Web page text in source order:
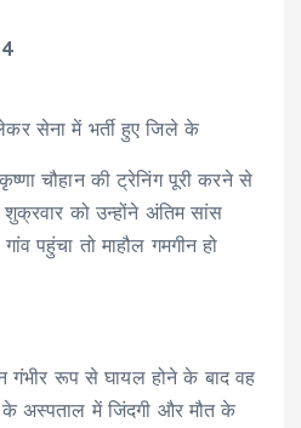
सेना में भर्ती हुए जिले के
चौहान की ट्रेनिंग पूरी करने से
को उन्होंने अंतिम सांस
पहुंचा तो माहौल गमगीन हो
गंभीर रूप से घायल होने के बाद वह
के अस्पताल में जिंदगी और मौत के